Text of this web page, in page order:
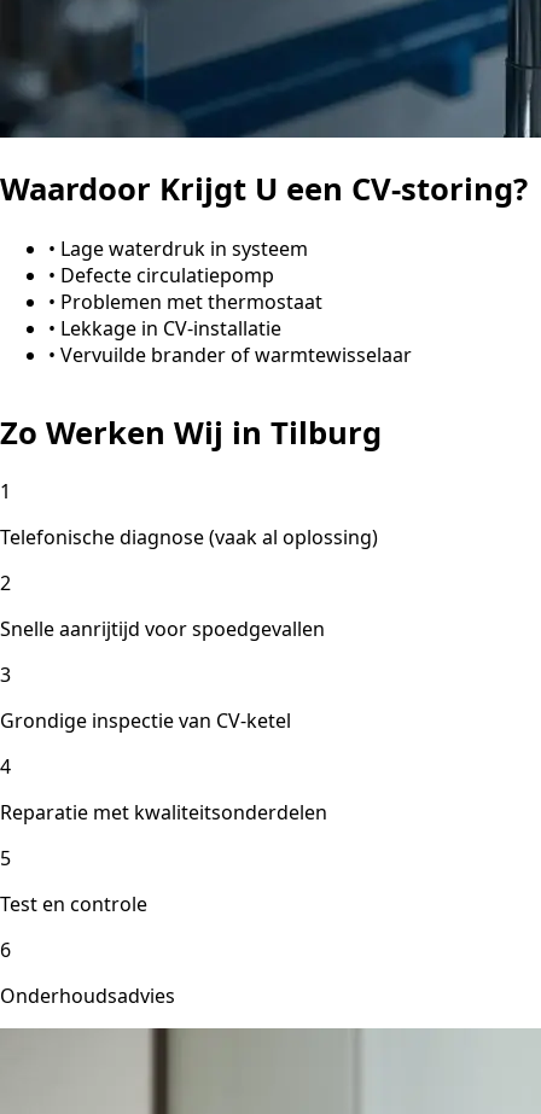
Waardoor Krijgt U een CV-storing?
• Lage waterdruk in systeem
• Defecte circulatiepomp
• Problemen met thermostaat
• Lekkage in CV-installatie
• Vervuilde brander of warmtewisselaar
Zo Werken Wij in Tilburg
1
Telefonische diagnose (vaak al oplossing)
2
Snelle aanrijtijd voor spoedgevallen
3
Grondige inspectie van CV-ketel
4
Reparatie met kwaliteitsonderdelen
5
Test en controle
6
Onderhoudsadvies